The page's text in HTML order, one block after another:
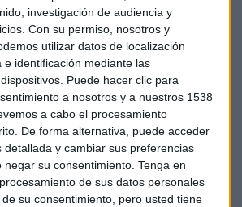
investigación de audiencia y
Con su permiso, nosotros y
utilizar datos de localización
e identificación mediante las
Puede hacer clic para
a nosotros y a nuestros 1538
a cabo el procesamiento
De forma alternativa, puede acceder
detallada y cambiar sus preferencias
su consentimiento. Tenga en
de sus datos personales
su consentimiento, pero usted tiene